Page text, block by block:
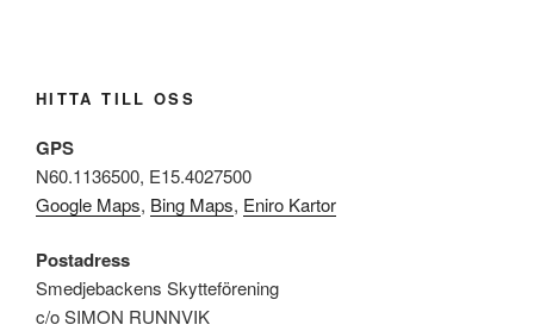
HITTA TILL OSS
GPS
N60.1136500, E15.4027500
Google Maps, Bing Maps, Eniro Kartor
Postadress
Smedjebackens Skytteförening
c/o SIMON RUNNVIK